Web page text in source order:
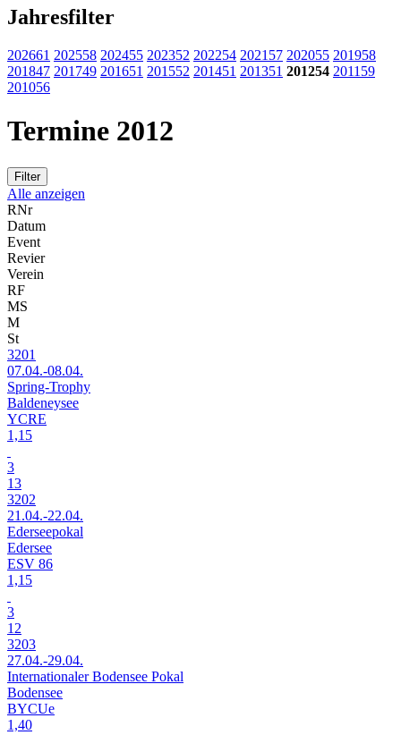
Jahresfilter
202661 202558 202455 202352 202254 2021 57 202055 201958
201847 201749 201651 201552 201451 201351 201254 2011 59
201056
Termine 2012
Filter
Alle anzeigen
RNr
Datum
Event
Revier
Verein
RF
MS
M
St
3201
07.04.-08.04.
Spring-Trophy
Baldeneysee
YCRE
1,15
3
13
3202
21.04.-22.04.
Ederseepokal
Edersee
ESV 86
1,15
3
12
3203
27.04.-29.04.
Internationaler Bodensee Pokal
Bodensee
BYCUe
1,40